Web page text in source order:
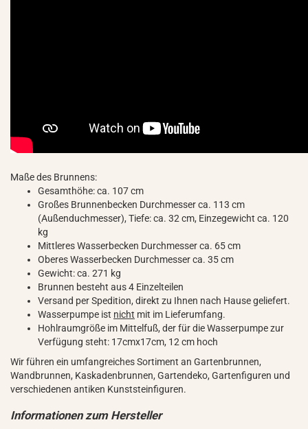
Maße des Brunnens:
Gesamthöhe: ca. 107 cm
Großes Brunnenbecken Durchmesser ca. 113 cm
(Außenduchmesser), Tiefe: ca. 32 cm, Einzegewicht ca. 120
kg
Mittleres Wasserbecken Durchmesser ca. 65 cm
Oberes Wasserbecken Durchmesser ca. 35 cm
Gewicht: ca. 271 kg
Brunnen besteht aus 4 Einzelteilen
Versand per Spedition, direkt zu Ihnen nach Hause geliefert.
Wasserpumpe ist nicht mit im Lieferumfang.
Hohlraumgröße im Mittelfuß, der für die Wasserpumpe zur
Verfügung steht: 17cmx17cm, 12 cm hoch
Wir führen ein umfangreiches Sortiment an Gartenbrunnen,
Wandbrunnen, Kaskadenbrunnen, Gartendeko, Gartenfiguren und
verschiedenen antiken Kunststeinfiguren.